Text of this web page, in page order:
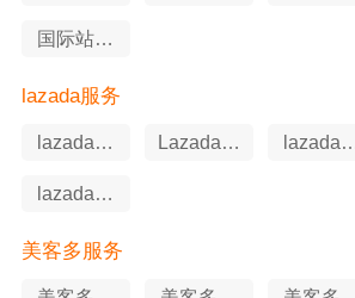
外推广
国际站知
lazada服务
lazada知
Lazada软
lazada
lazada站
美客多服务